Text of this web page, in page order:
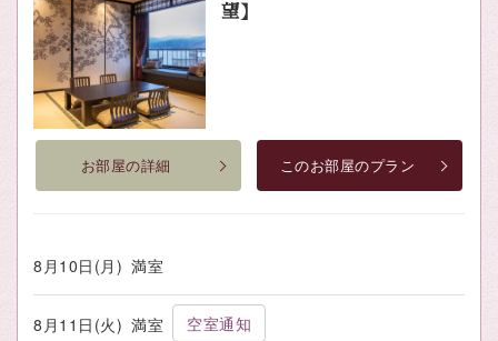
望】
お部屋の詳細 このお部屋のプラン
8月10日(月) 満室
8月11日(火) 満室 空室通知